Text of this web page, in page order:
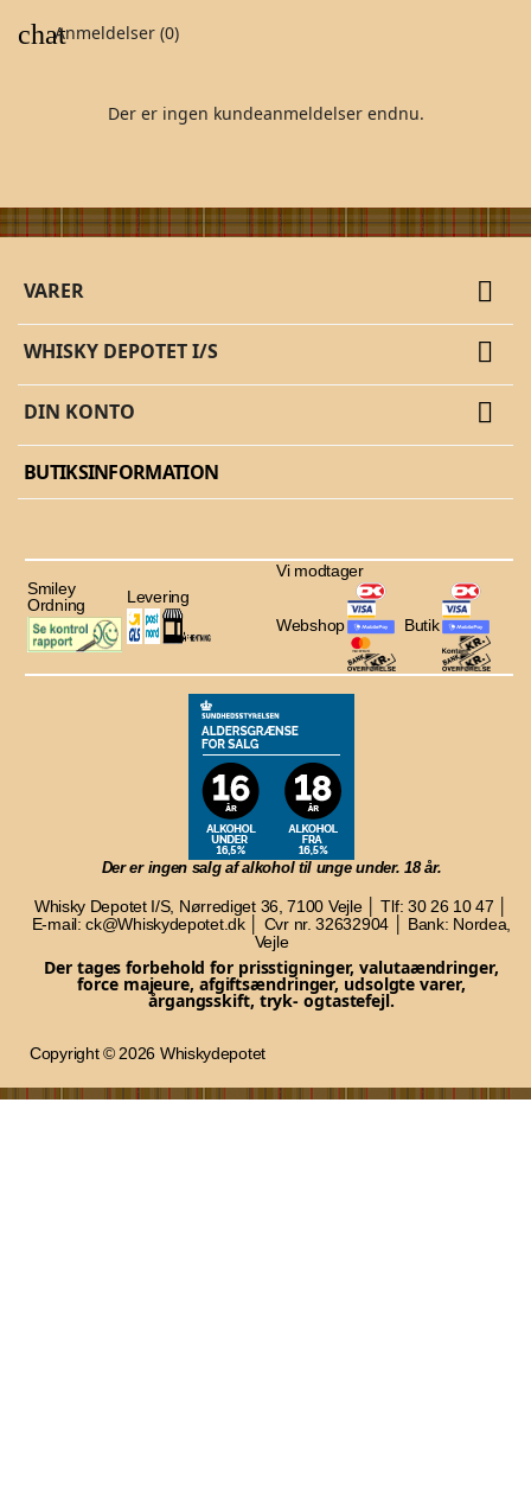
Anmeldelser (0)
Der er ingen kundeanmeldelser endnu.
VARER 
WHISKY DEPOTET I/S 
DIN KONTO 
BUTIKSINFORMATION
Smiley
Ordning
Levering
Vi modtager
Webshop Butik
Der er ingen salg af alkohol til unge under. 18 år.
Whisky Depotet I/S, Nørrediget 36, 7100 Vejle │ Tlf: 30 26 10 47 │
E-mail: ck@Whiskydepotet.dk │ Cvr nr. 32632904 │ Bank: Nordea,
Vejle
Der tages forbehold for prisstigninger, valutaændringer,
force majeure, afgiftsændringer, udsolgte varer,
årgangsskift, tryk- ogtastefejl.
Copyright © 2026 Whiskydepotet